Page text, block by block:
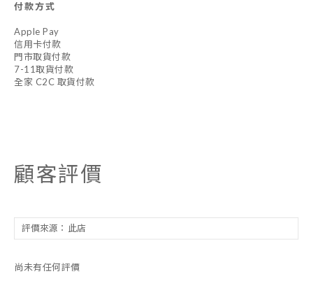
付款方式
Apple Pay
信用卡付款
門市取貨付款
7-11取貨付款
全家 C2C 取貨付款
顧客評價
尚未有任何評價